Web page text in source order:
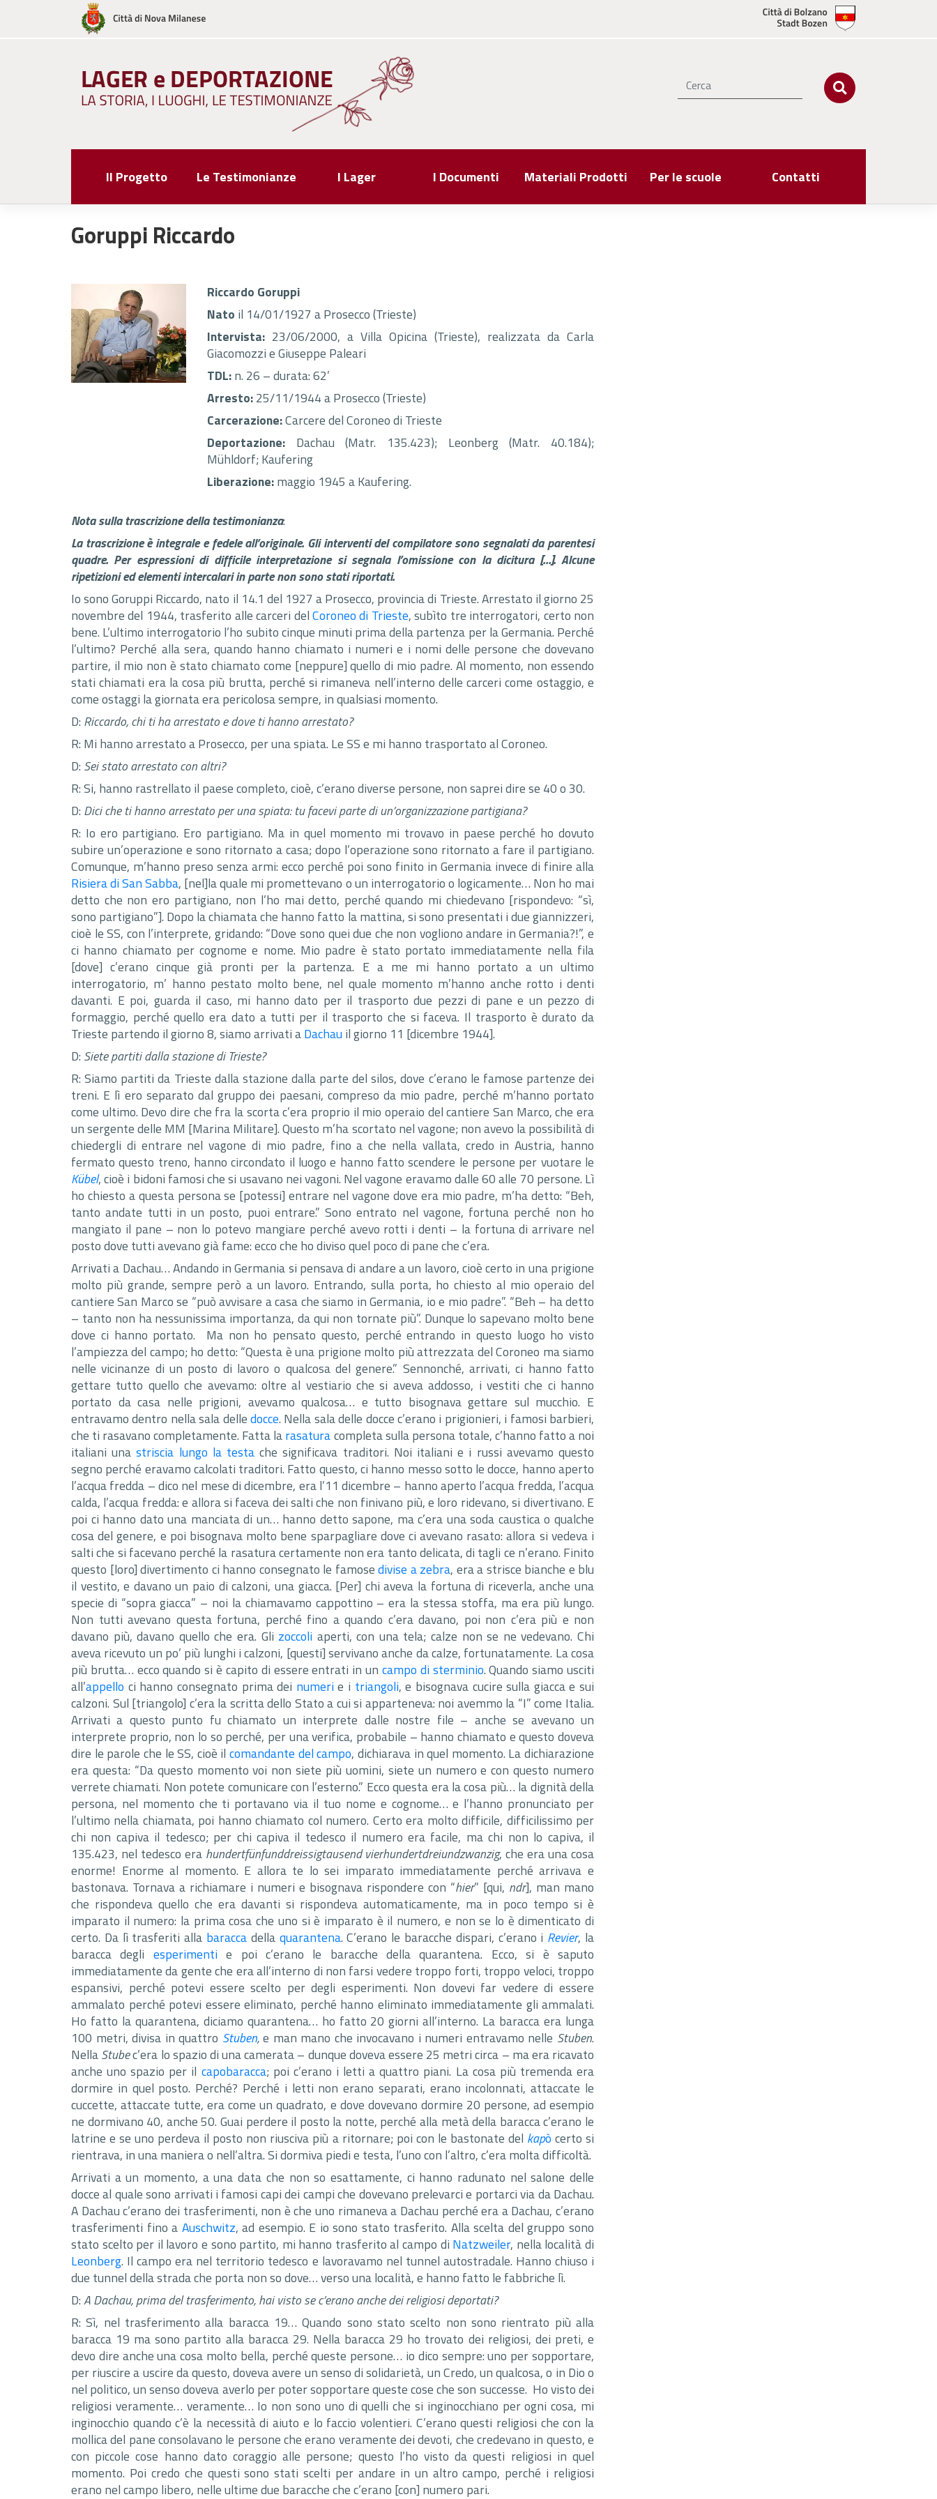
Il Progetto Le Testimonianze I Lager I Documenti Materiali Prodotti Per le scuole Contatti
Goruppi Riccardo
Riccardo Goruppi
Nato il 14/01/1927 a Prosecco (Trieste)
Intervista: 23/06/2000, a Villa Opicina (Trieste), realizzata da Carla
Giacomozzi e Giuseppe Paleari
TDL:n. 26 – durata: 62’
Arresto:25/11/1944 a Prosecco (Trieste)
Carcerazione:Carcere del Coroneo di Trieste
Deportazione: Dachau (Matr. 135.423); Leonberg (Matr. 40.184);
Mühldorf; Kaufering
Liberazione:maggio 1945 a Kaufering.
Nota sulla trascrizione della testimonianza:
La trascrizione è integrale e fedele all’originale. Gli interventi del compilatore sono segnalati da parentesi
quadre. Per espressioni di difficile interpretazione si segnala l’omissione con la dicitura […]. Alcune
ripetizioni ed elementi intercalari in parte non sono stati riportati.
Io sono Goruppi Riccardo, nato il 14.1 del 1927 a Prosecco, provincia di Trieste. Arrestato il giorno 25
novembre del 1944, trasferito alle carceri delCoroneo di Trieste, subìto tre interrogatori, certo non
bene. L’ultimo interrogatorio l’ho subito cinque minuti prima della partenza per la Germania. Perché
l’ultimo? Perché alla sera, quando hanno chiamato i numeri e i nomi delle persone che dovevano
partire, il mio non è stato chiamato come [neppure] quello di mio padre. Al momento, non essendo
stati chiamati era la cosa più brutta, perché si rimaneva nell’interno delle carceri come ostaggio, e
come ostaggi la giornata era pericolosa sempre, in qualsiasi momento.
D: Riccardo, chi ti ha arrestato e dove ti hanno arrestato?
R: Mi hanno arrestato a Prosecco, per una spiata. Le SS e mi hanno trasportato al Coroneo.
D: Sei stato arrestato con altri?
R: Si, hanno rastrellato il paese completo, cioè, c’erano diverse persone, non saprei dire se 40 o 30.
D: Dici che ti hanno arrestato per una spiata: tu facevi parte di un’organizzazione partigiana?
R: Io ero partigiano. Ero partigiano. Ma in quel momento mi trovavo in paese perché ho dovuto
subire un’operazione e sono ritornato a casa; dopo l’operazione sono ritornato a fare il partigiano.
Comunque, m’hanno preso senza armi: ecco perché poi sono finito in Germania invece di finire alla
Risiera di San Sabba, [nel]la quale mi promettevano o un interrogatorio o logicamente… Non ho mai
detto che non ero partigiano, non l’ho mai detto, perché quando mi chiedevano [rispondevo: “sì,
sono partigiano”]. Dopo la chiamata che hanno fatto la mattina, si sono presentati i due giannizzeri,
cioè le SS, con l’interprete, gridando: “Dove sono quei due che non vogliono andare in Germania?!”, e
ci hanno chiamato per cognome e nome. Mio padre è stato portato immediatamente nella fila
[dove] c’erano cinque già pronti per la partenza. E a me mi hanno portato a un ultimo
interrogatorio, m’ hanno pestato molto bene, nel quale momento m’hanno anche rotto i denti
davanti. E poi, guarda il caso, mi hanno dato per il trasporto due pezzi di pane e un pezzo di
formaggio, perché quello era dato a tutti per il trasporto che si faceva. Il trasporto è durato da
Trieste partendo il giorno 8, siamo arrivati aDachau il giorno 11 [dicembre 1944].
D: Siete partiti dalla stazione di Trieste?
R: Siamo partiti da Trieste dalla stazione dalla parte del silos, dove c’erano le famose partenze dei
treni. E lì ero separato dal gruppo dei paesani, compreso da mio padre, perché m’hanno portato
come ultimo. Devo dire che fra la scorta c’era proprio il mio operaio del cantiere San Marco, che era
un sergente delle MM [Marina Militare]. Questo m’ha scortato nel vagone; non avevo la possibilità di
chiedergli di entrare nel vagone di mio padre, fino a che nella vallata, credo in Austria, hanno
fermato questo treno, hanno circondato il luogo e hanno fatto scendere le persone per vuotare le
Kübel, cioè i bidoni famosi che si usavano nei vagoni. Nel vagone eravamo dalle 60 alle 70 persone. Lì
ho chiesto a questa persona se [potessi] entrare nel vagone dove era mio padre, m’ha detto: “Beh,
tanto andate tutti in un posto, puoi entrare.” Sono entrato nel vagone, fortuna perché non ho
mangiato il pane – non lo potevo mangiare perché avevo rotti i denti – la fortuna di arrivare nel
posto dove tutti avevano già fame: ecco che ho diviso quel poco di pane che c’era.
Arrivati a Dachau… Andando in Germania si pensava di andare a un lavoro, cioè certo in una prigione
molto più grande, sempre però a un lavoro. Entrando, sulla porta, ho chiesto al mio operaio del
cantiere San Marco se “può avvisare a casa che siamo in Germania, io e mio padre”. “Beh – ha detto
– tanto non ha nessunissima importanza, da qui non tornate più”. Dunque lo sapevano molto bene
dove ci hanno portato. Ma non ho pensato questo, perché entrando in questo luogo ho visto
l’ampiezza del campo; ho detto: “Questa è una prigione molto più attrezzata del Coroneo ma siamo
nelle vicinanze di un posto di lavoro o qualcosa del genere.” Sennonché, arrivati, ci hanno fatto
gettare tutto quello che avevamo: oltre al vestiario che si aveva addosso, i vestiti che ci hanno
portato da casa nelle prigioni, avevamo qualcosa… e tutto bisognava gettare sul mucchio. E
entravamo dentro nella sala delledocce. Nella sala delle docce c’erano i prigionieri, i famosi barbieri,
che ti rasavano completamente. Fatta larasaturacompleta sulla persona totale, c’hanno fatto a noi
italiani unastriscia lungo la testa che significava traditori. Noi italiani e i russi avevamo questo
segno perché eravamo calcolati traditori. Fatto questo, ci hanno messo sotto le docce, hanno aperto
l’acqua fredda – dico nel mese di dicembre, era l’11 dicembre – hanno aperto l’acqua fredda, l’acqua
calda, l’acqua fredda: e allora si faceva dei salti che non finivano più, e loro ridevano, si divertivano. E
poi ci hanno dato una manciata di un… hanno detto sapone, ma c’era una soda caustica o qualche
cosa del genere, e poi bisognava molto bene sparpagliare dove ci avevano rasato: allora si vedeva i
salti che si facevano perché la rasatura certamente non era tanto delicata, di tagli ce n’erano. Finito
questo [loro] divertimento ci hanno consegnato le famosedivise a zebra, era a strisce bianche e blu
il vestito, e davano un paio di calzoni, una giacca. [Per] chi aveva la fortuna di riceverla, anche una
specie di “sopra giacca” – noi la chiamavamo cappottino – era la stessa stoffa, ma era più lungo.
Non tutti avevano questa fortuna, perché fino a quando c’era davano, poi non c’era più e non
davano più, davano quello che era. Gli zoccoli aperti, con una tela; calze non se ne vedevano. Chi
aveva ricevuto un po’ più lunghi i calzoni, [questi] servivano anche da calze, fortunatamente. La cosa
più brutta… ecco quando si è capito di essere entrati in un campo di sterminio. Quando siamo usciti
all’appello ci hanno consegnato prima dei numerie i triangoli, e bisognava cucire sulla giacca e sui
calzoni. Sul [triangolo] c’era la scritta dello Stato a cui si apparteneva: noi avemmo la “I” come Italia.
Arrivati a questo punto fu chiamato un interprete dalle nostre file – anche se avevano un
interprete proprio, non lo so perché, per una verifica, probabile – hanno chiamato e questo doveva
dire le parole che le SS, cioè il comandante del campo, dichiarava in quel momento. La dichiarazione
era questa: “Da questo momento voi non siete più uomini, siete un numero e con questo numero
verrete chiamati. Non potete comunicare con l’esterno.” Ecco questa era la cosa più… la dignità della
persona, nel momento che ti portavano via il tuo nome e cognome… e l’hanno pronunciato per
l’ultimo nella chiamata, poi hanno chiamato col numero. Certo era molto difficile, difficilissimo per
chi non capiva il tedesco; per chi capiva il tedesco il numero era facile, ma chi non lo capiva, il
135.423, nel tedesco era hundertfünfunddreissigtausend vierhundertdreiundzwanzig, che era una cosa
enorme! Enorme al momento. E allora te lo sei imparato immediatamente perché arrivava e
bastonava. Tornava a richiamare i numeri e bisognava rispondere con “hier” [qui, ndr], man mano
che rispondeva quello che era davanti si rispondeva automaticamente, ma in poco tempo si è
imparato il numero: la prima cosa che uno si è imparato è il numero, e non se lo è dimenticato di
certo. Da lì trasferiti alla baracca della quarantena. C’erano le baracche dispari, c’erano i Revier, la
baracca degli esperimentie poi c’erano le baracche della quarantena. Ecco, si è saputo
immediatamente da gente che era all’interno di non farsi vedere troppo forti, troppo veloci, troppo
espansivi, perché potevi essere scelto per degli esperimenti. Non dovevi far vedere di essere
ammalato perché potevi essere eliminato, perché hanno eliminato immediatamente gli ammalati.
Ho fatto la quarantena, diciamo quarantena… ho fatto 20 giorni all’interno. La baracca era lunga
100 metri, divisa in quattro Stuben,e man mano che invocavano i numeri entravamo nelle Stuben.
NellaStubec’era lo spazio di una camerata – dunque doveva essere 25 metri circa – ma era ricavato
anche uno spazio per il capobaracca; poi c’erano i letti a quattro piani. La cosa più tremenda era
dormire in quel posto. Perché? Perché i letti non erano separati, erano incolonnati, attaccate le
cuccette, attaccate tutte, era come un quadrato, e dove dovevano dormire 20 persone, ad esempio
ne dormivano 40, anche 50. Guai perdere il posto la notte, perché alla metà della baracca c’erano le
latrine e se uno perdeva il posto non riusciva più a ritornare; poi con le bastonate del kapò certo si
rientrava, in una maniera o nell’altra. Si dormiva piedi e testa, l’uno con l’altro, c’era molta difficoltà.
Arrivati a un momento, a una data che non so esattamente, ci hanno radunato nel salone delle
docce al quale sono arrivati i famosi capi dei campi che dovevano prelevarci e portarci via da Dachau.
A Dachau c’erano dei trasferimenti, non è che uno rimaneva a Dachau perché era a Dachau, c’erano
trasferimenti fino a Auschwitz, ad esempio. E io sono stato trasferito. Alla scelta del gruppo sono
stato scelto per il lavoro e sono partito, mi hanno trasferito al campo di Natzweiler, nella località di
Leonberg. Il campo era nel territorio tedesco e lavoravamo nel tunnel autostradale. Hanno chiuso i
due tunnel della strada che porta non so dove… verso una località, e hanno fatto le fabbriche lì.
D:A Dachau, prima del trasferimento, hai visto se c’erano anche dei religiosi deportati?
R: Sì, nel trasferimento alla baracca 19… Quando sono stato scelto non sono rientrato più alla
baracca 19 ma sono partito alla baracca 29. Nella baracca 29 ho trovato dei religiosi, dei preti, e
devo dire anche una cosa molto bella, perché queste persone… io dico sempre: uno per sopportare,
per riuscire a uscire da questo, doveva avere un senso di solidarietà, un Credo, un qualcosa, o in Dio o
nel politico, un senso doveva averlo per poter sopportare queste cose che son successe. Ho visto dei
religiosi veramente… veramente… Io non sono uno di quelli che si inginocchiano per ogni cosa, mi
inginocchio quando c’è la necessità di aiuto e lo faccio volentieri. C’erano questi religiosi che con la
mollica del pane consolavano le persone che erano veramente dei devoti, che credevano in questo, e
con piccole cose hanno dato coraggio alle persone; questo l’ho visto da questi religiosi in quel
momento. Poi credo che questi sono stati scelti per andare in un altro campo, perché i religiosi
erano nel campo libero, nelle ultime due baracche che c’erano [con] numero pari.